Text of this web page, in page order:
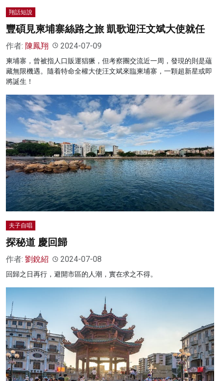
翔話短說
豐碩見柬埔寨絲路之旅 凱歌迎汪文斌大使就任
作者: 陳鳳翔 2024-07-09
柬埔寨，曾被指人口販運猖獗，但考察團交流近一周，發現的則是蘊
藏無限機遇。隨着特命全權大使汪文斌來臨柬埔寨，一顆超新星或即
將誕生！
夫子自唱
探秘道 慶回歸
作者: 劉銳紹 2024-07-08
回歸之日再行，避開市區的人潮，實在求之不得。